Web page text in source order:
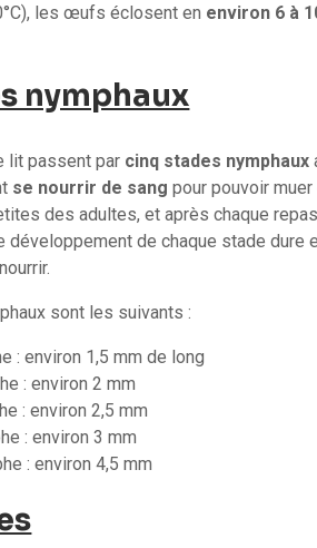
les œufs éclosent en environ 6 à
nymphaux
lit passent par cinq stades nymphaux
se nourrir de sang pour pouvoir
des adultes, et après chaque
développement de chaque stade dure
sont les suivants :
: environ 1,5 mm de long
: environ 2 mm
: environ 2,5 mm
: environ 3 mm
: environ 4,5 mm